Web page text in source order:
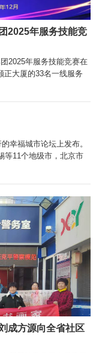
2025年服务技能竞
2025年服务技能竞赛在
正大厦的33名一线服务
幸福城市论坛上发布。
等11个地级市，北京市
成方源向全省社区